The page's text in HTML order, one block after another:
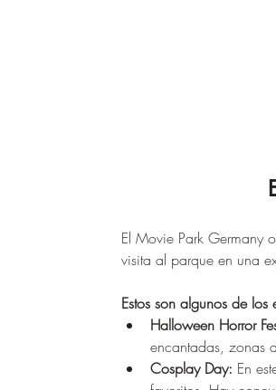
El Movie Park Germany
visita al parque en una
Estos son algunos de los
Halloween Horror
encantadas, zonas
Cosplay Day: En